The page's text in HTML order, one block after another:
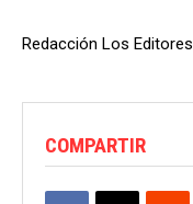
Redacción Los Editores
COMPARTIR